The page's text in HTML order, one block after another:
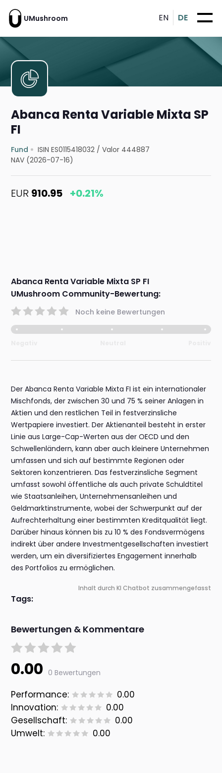
UMushroom EN DE
Abanca Renta Variable Mixta SP
FI
Fund ISIN ES0115418032 /Valor 444887
NAV (2026-07-16)
EUR 910.95 +0.21%
Abanca Renta Variable Mixta SP FI
UMushroom Community-Bewertung:
Noch keine Bewertungen
Der Abanca Renta Variable Mixta FI ist ein internationaler
Mischfonds, der zwischen 30 und 75 % seiner Anlagen in
Aktien und den restlichen Teil in festverzinsliche
Wertpapiere investiert. Der Aktienanteil besteht in erster
Linie aus Large-Cap-Werten aus der OECD und den
Schwellenländern, kann aber auch kleinere Unternehmen
umfassen und sich auf bestimmte Regionen oder
Sektoren konzentrieren. Das festverzinsliche Segment
umfasst sowohl öffentliche als auch private Schuldtitel
wie Staatsanleihen, Unternehmensanleihen und
Geldmarktinstrumente, wobei der Schwerpunkt auf der
Aufrechterhaltung einer bestimmten Kreditqualität liegt.
Darüber hinaus können bis zu 10 % des Fondsvermögens
indirekt über andere Investmentgesellschaften investiert
werden, um ein diversifiziertes Engagement innerhalb
des Portfolios zu ermöglichen.
Inhalt durch KI Chatbot zusammengefasst
Tags:
Bewertungen & Kommentare
0.00 0 Bewertungen
Performance:
0.00
Innovation:
0.00
Gesellschaft:
0.00
Umwelt:
0.00